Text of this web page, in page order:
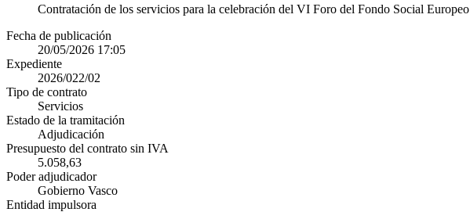
Contratación de los servicios para la celebración del VI Foro del Fondo Social Europeo
Fecha de publicación
20/05/2026 17:05
Expediente
2026/022/02
Tipo de contrato
Servicios
Estado de la tramitación
Adjudicación
Presupuesto del contrato sin IVA
5.058,63
Poder adjudicador
Gobierno Vasco
Entidad impulsora